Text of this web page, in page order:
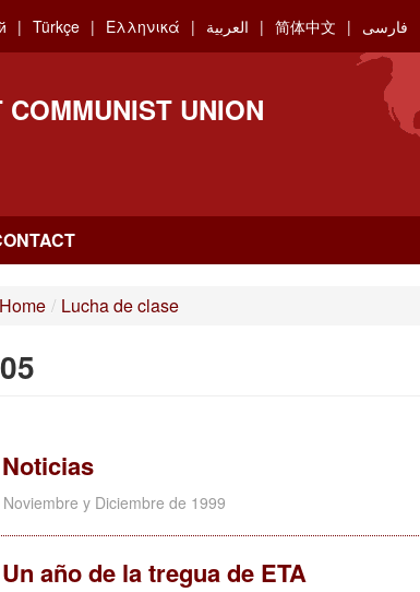
Türkçe Ελληνικά العربية 简体中文 فارسی
UNION
Home / Lucha de clase
Noticias
Noviembre y Diciembre de 1999
Un año de la tregua de ETA